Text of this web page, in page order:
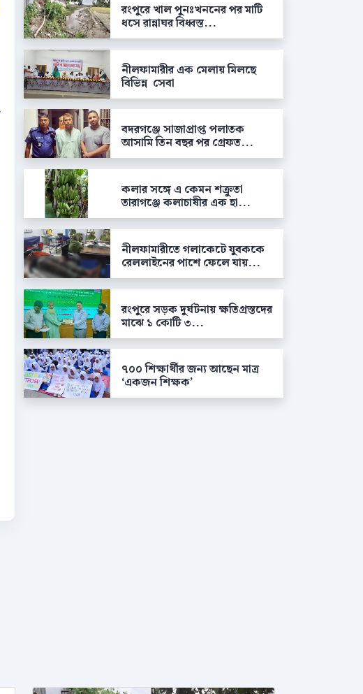
রংপুরে খাল পুনঃখননের পর মাটি
ধসে রান্নাঘর বিধ্বস্ত...
নীলফামারীর এক মেলায় মিলছে
বিভিন্ন সেবা
বদরগঞ্জে সাজাপ্রাপ্ত পলাতক
আসামি তিন বছর পর গ্রেফত...
কলার সঙ্গে এ কেমন শক্রুতা
তারাগঞ্জে কলাচাষীর এক হা...
নীলফামারীতে গলাকেটে যুবককে
রেললাইনের পাশে ফেলে যায়...
রংপুরে সড়ক দুর্ঘটনায় ক্ষতিগ্রস্তদের
মাঝে ১ কোটি ৩...
৭০০ শিক্ষার্থীর জন্য আছেন মাত্র
‘একজন শিক্ষক’